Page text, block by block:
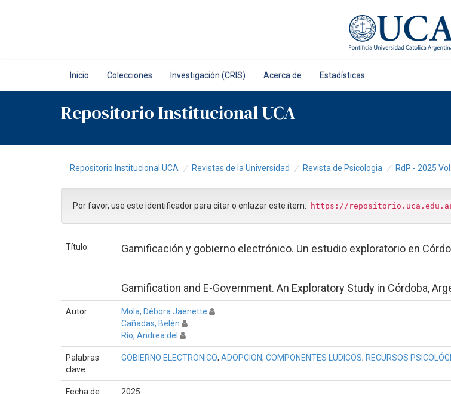
Inicio Colecciones Investigación (CRIS) Acerca de Estadísticas
Repositorio Institucional UCA
Repositorio Institucional UCA Revistas de la Universidad Revista de Psicologia RdP - 2025
Por favor, use este identificador para citar o enlazar este ítem: https://repositorio.uca.edu.ar/
Título: Gamificación y gobierno electrónico. Un estudio exploratorio en
Gamification and E-Government. An Exploratory Study in Córdoba,
Autor:
Mola, Débora Jaenette
Cañadas, Belén
Río, Andrea del
Palabras
clave:
GOBIERNO ELECTRONICO; ADOPCION; COMPONENTES LUDICOS; RECURSOS
Fecha de
2025